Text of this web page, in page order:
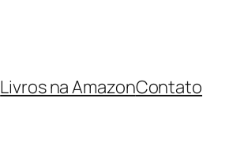
Livros na AmazonContato